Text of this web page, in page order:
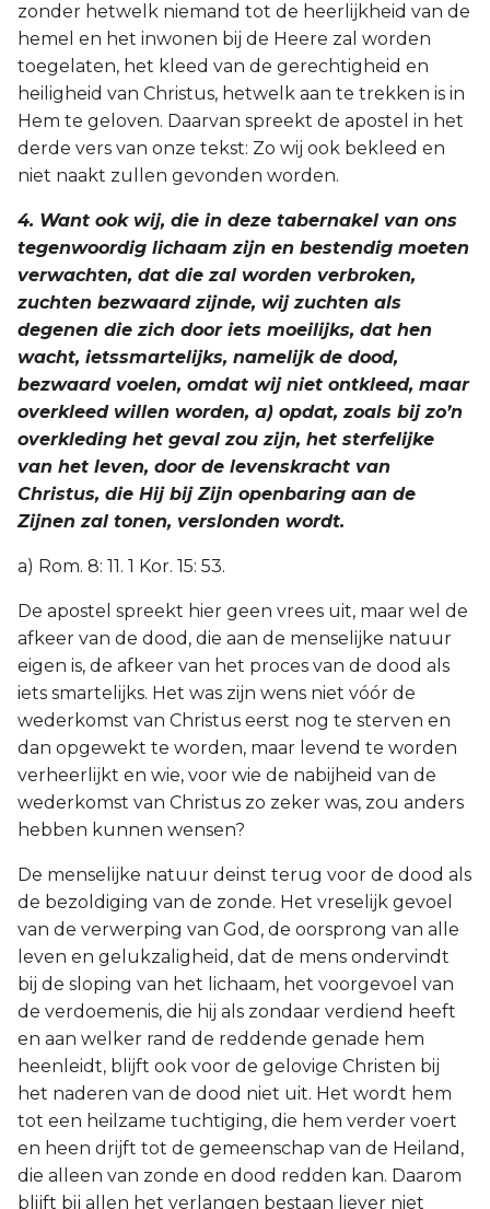
zonder hetwelk niemand tot de heerlijkheid van de
hemel en het inwonen bij de Heere zal worden
toegelaten, het kleed van de gerechtigheid en
heiligheid van Christus, hetwelk aan te trekken is in
Hem te geloven. Daarvan spreekt de apostel in het
derde vers van onze tekst: Zo wij ook bekleed en
niet naakt zullen gevonden worden.
4. Want ook wij, die in deze tabernakel van ons
tegenwoordig lichaam zijn en bestendig moeten
verwachten, dat die zal worden verbroken,
zuchten bezwaard zijnde, wij zuchten als
degenen die zich door iets moeilijks, dat hen
wacht, ietssmartelijks, namelijk de dood,
bezwaard voelen, omdat wij niet ontkleed, maar
overkleed willen worden, a) opdat, zoals bij zo’n
overkleding het geval zou zijn, het sterfelijke
van het leven, door de levenskracht van
Christus, die Hij bij Zijn openbaring aan de
Zijnen zal tonen, verslonden wordt.
a) Rom. 8: 11. 1 Kor. 15: 53.
De apostel spreekt hier geen vrees uit, maar wel de
afkeer van de dood, die aan de menselijke natuur
eigen is, de afkeer van het proces van de dood als
iets smartelijks. Het was zijn wens niet vóór de
wederkomst van Christus eerst nog te sterven en
dan opgewekt te worden, maar levend te worden
verheerlijkt en wie, voor wie de nabijheid van de
wederkomst van Christus zo zeker was, zou anders
hebben kunnen wensen?
De menselijke natuur deinst terug voor de dood als
de bezoldiging van de zonde. Het vreselijk gevoel
van de verwerping van God, de oorsprong van alle
leven en gelukzaligheid, dat de mens ondervindt
bij de sloping van het lichaam, het voorgevoel van
de verdoemenis, die hij als zondaar verdiend heeft
en aan welker rand de reddende genade hem
heenleidt, blijft ook voor de gelovige Christen bij
het naderen van de dood niet uit. Het wordt hem
tot een heilzame tuchtiging, die hem verder voert
en heen drijft tot de gemeenschap van de Heiland,
die alleen van zonde en dood redden kan. Daarom
blijft bij allen het verlangen bestaan liever niet